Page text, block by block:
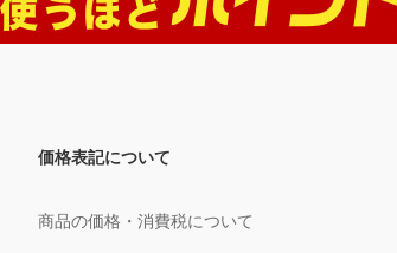
価格表記について
商品の価格・消費税について